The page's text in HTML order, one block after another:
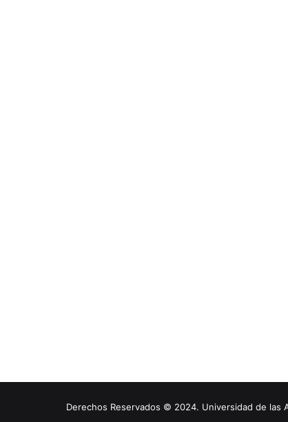
Derechos Reservados © 2024. Universidad de las